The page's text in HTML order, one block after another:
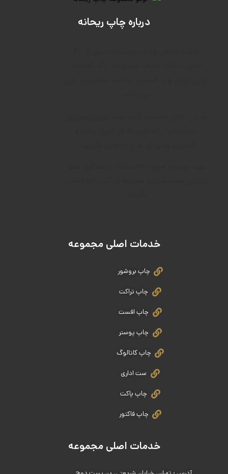
درباره چاپ ریحانه
خدمات اصلی مجموعه
چاپ بروشور
چاپ تراکت
چاپ افست
چاپ پوستر
چاپ کاتالوگ
ست اداری
چاپ پاکت
چاپ فاکتور
خدمات اصلی مجموعه